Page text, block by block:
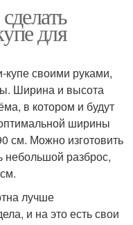
для
купе своими руками,
Ширина и высота
в котором и будут
ширины
см. Можно изготовить
небольшой разброс,
лучше
и на это есть свои